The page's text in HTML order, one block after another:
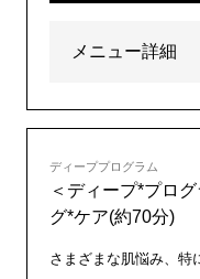
メニュー詳細
ディーププログラム
＜ディープ*プロ
グ*ケア(約70分)
さまざまな肌悩み、特